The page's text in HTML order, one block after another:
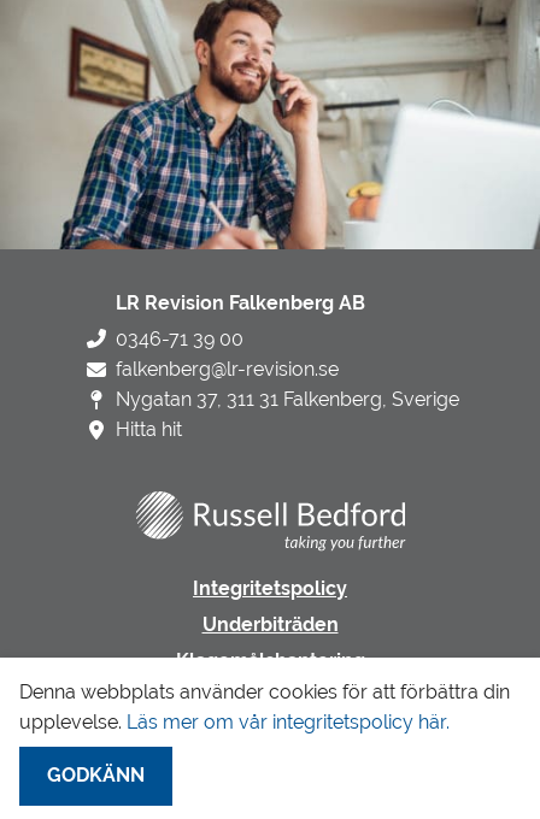
LR Revision Falkenberg AB
0346-71 39 00
falkenberg@lr-revision.se
Nygatan 37, 311 31 Falkenberg, Sverige
Hitta hit
Integritetspolicy
Underbiträden
Klagomålshantering
Gå till LR Revision & Redovisning
Denna webbplats använder cookies för att förbättra din
upplevelse.
Läs mer om vår integritetspolicy här.
GODKÄNN